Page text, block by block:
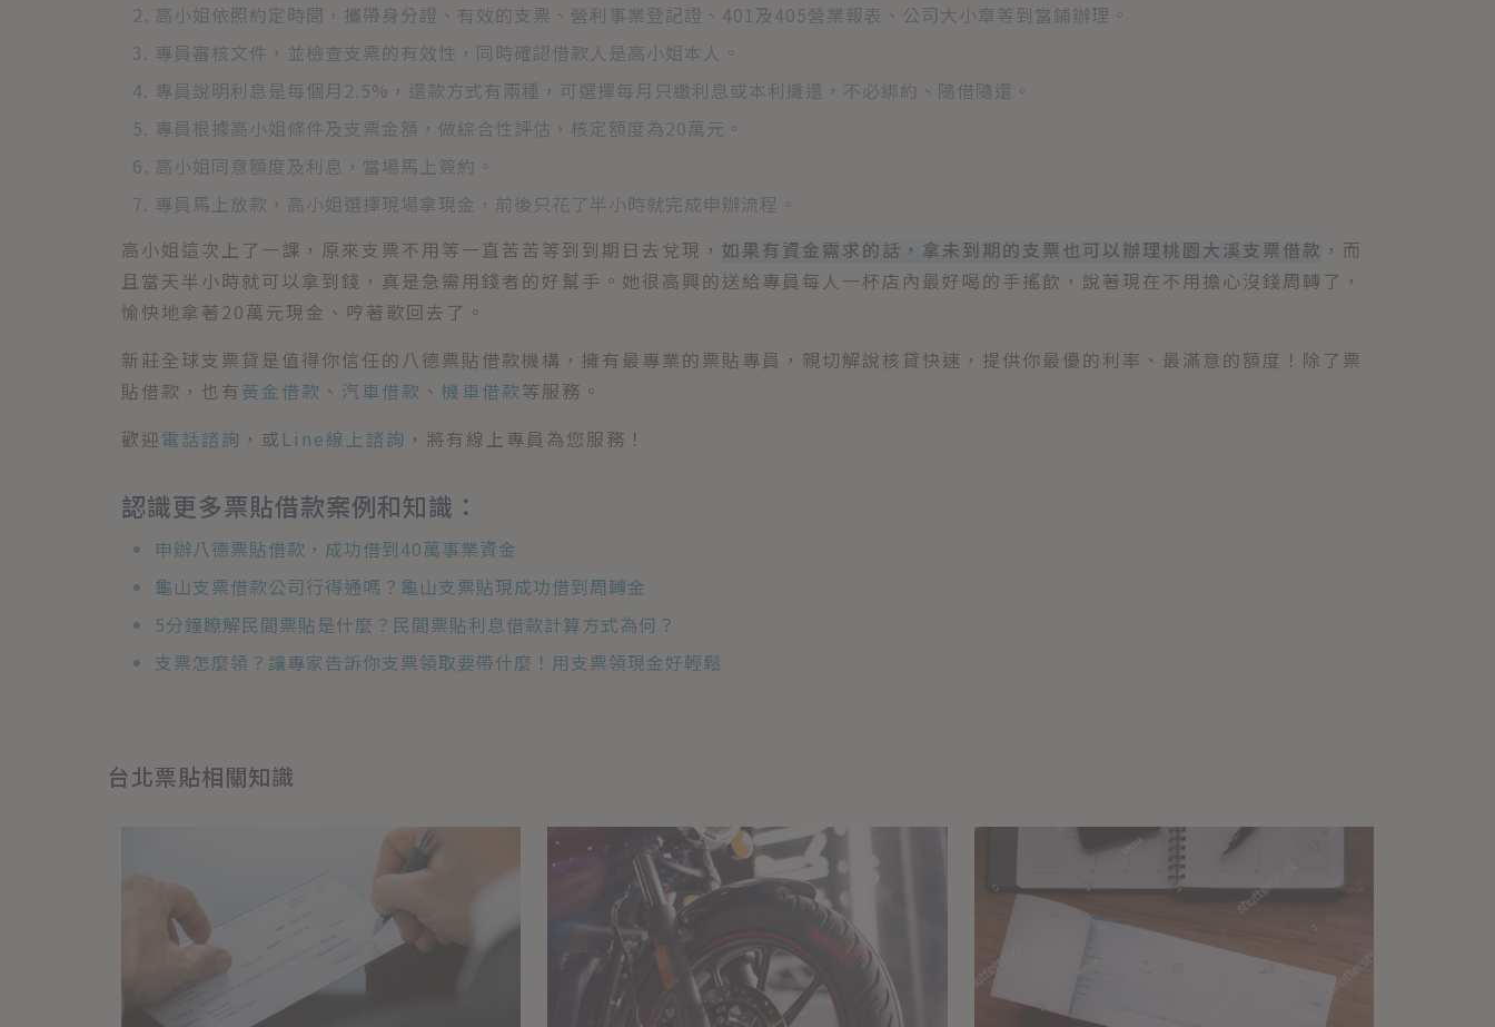
高小姐依照約定時間，攜帶身分證、有效的支票、營利事業登記證、401及405營業報表、公司大小章等到當鋪辦理。
專員審核文件，並檢查支票的有效性，同時確認借款人是高小姐本人。
專員說明利息是每個月2.5%，還款方式有兩種，可選擇每月只繳利息或本利攤還，不必綁約、隨借隨還。
專員根據高小姐條件及支票金額，做綜合性評估，核定額度為20萬元。
高小姐同意額度及利息，當場馬上簽約。
專員馬上放款，高小姐選擇現場拿現金，前後只花了半小時就完成申辦流程。
高小姐這次上了一課，原來支票不用等一直苦苦等到到期日去兌現， 如果有資金需求的話，拿未到期的支票也可以辦理桃園大溪支票借款 ，而
且當天半小時就可以拿到錢，真是急需用錢者的好幫手。她很高興的送給專員每人一杯店內最好喝的手搖飲，說著現在不用擔心沒錢周轉了，
愉快地拿著20萬元現金、哼著歌回去了。
新莊全球支票貸是值得你信任的八德票貼借款機構，擁有最專業的票貼專員，親切解說核貸快速，提供你最優的利率、最滿意的額度！除了票
貼借款，也有黃金借款 、 汽車借款 、 機車借款等服務。
歡迎 電話諮詢 ，或 Line線上諮詢 ，將有線上專員為您服務！
認識更多票貼借款案例和知識：
申辦八德票貼借款，成功借到40萬事業資金
龜山支票借款公司行得通嗎？龜山支票貼現成功借到周轉金
5分鐘瞭解民間票貼是什麼？民間票貼利息借款計算方式為何？
支票怎麼領？讓專家告訴你支票領取要帶什麼！用支票領現金好輕鬆
台北票貼相關知識